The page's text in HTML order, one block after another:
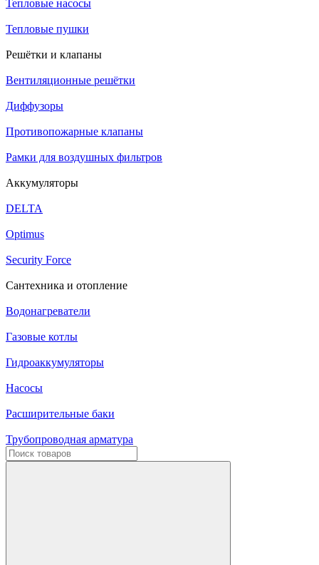
Тепловые насосы
Тепловые пушки
Решётки и клапаны
Вентиляционные решётки
Диффузоры
Противопожарные клапаны
Рамки для воздушных фильтров
Аккумуляторы
DELTA
Optimus
Security Force
Сантехника и отопление
Водонагреватели
Газовые котлы
Гидроаккумуляторы
Насосы
Расширительные баки
Трубопроводная арматура